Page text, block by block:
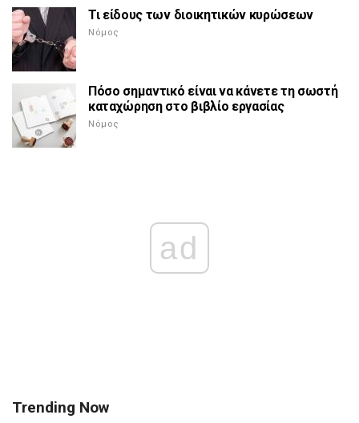
Τι είδους των διοικητικών κυρώσεων
Νόμος
Πόσο σημαντικό είναι να κάνετε τη σωστή
καταχώρηση στο βιβλίο εργασίας
Νόμος
ad
Trending Now